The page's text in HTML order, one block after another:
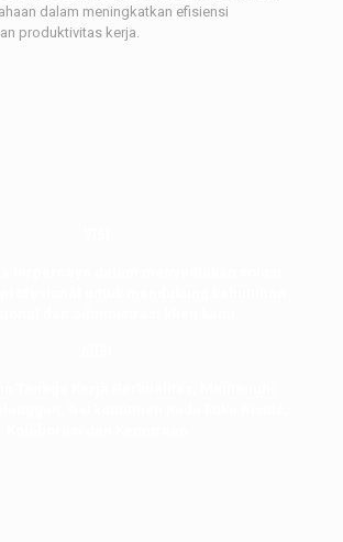
dalam meningkatkan efisiensi
produktivitas kerja.